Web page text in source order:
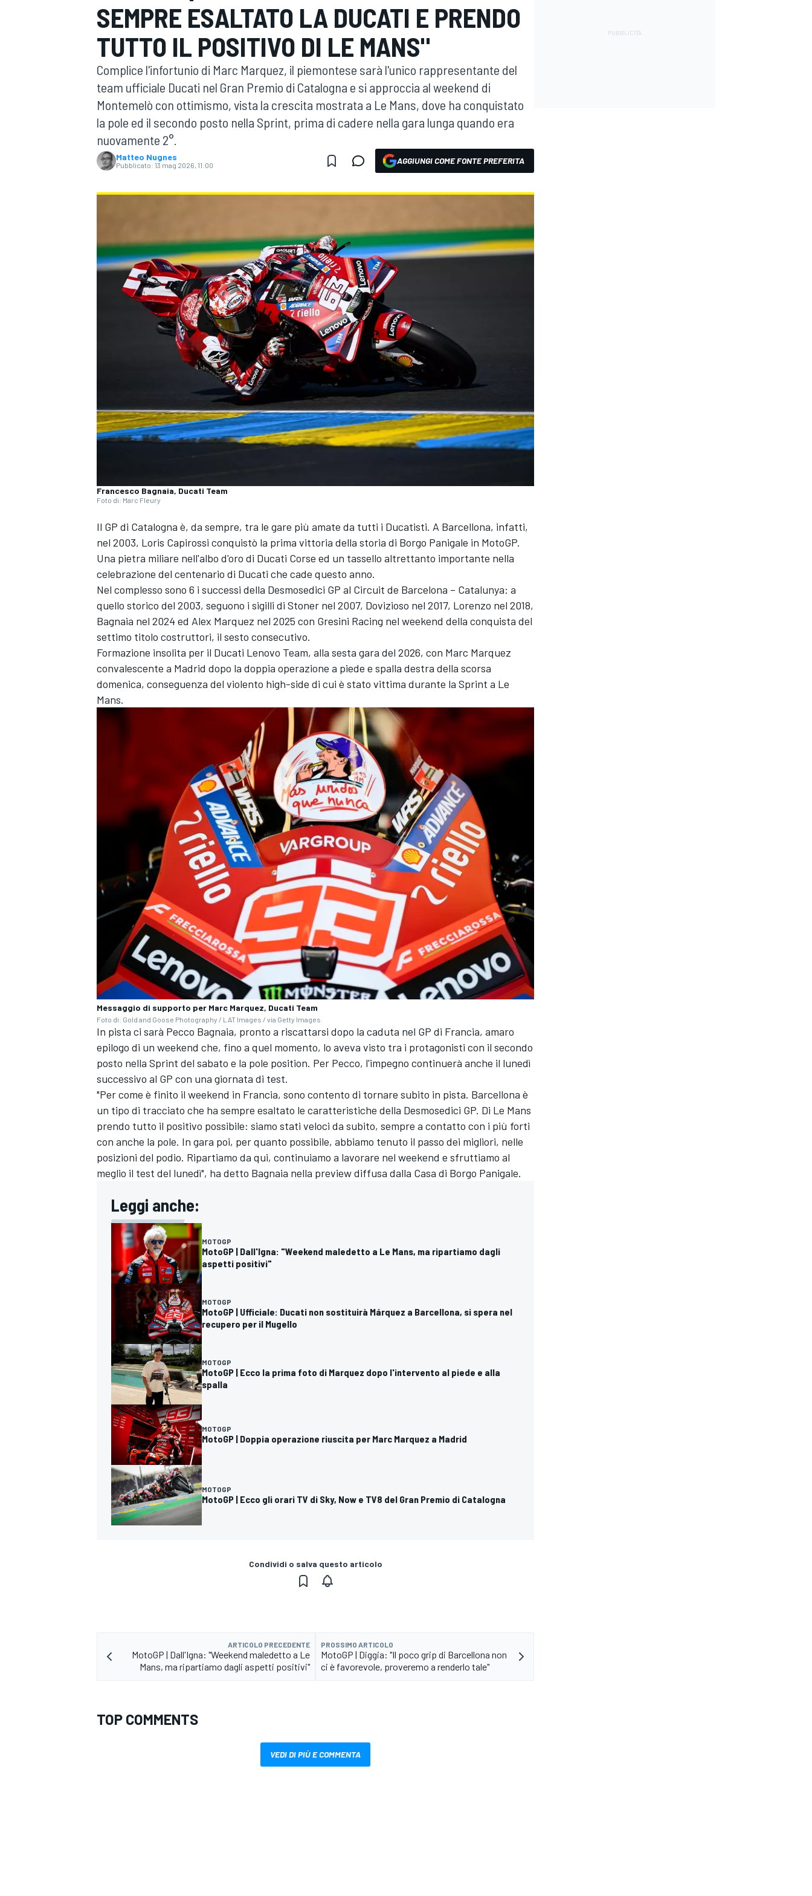
MOTOGP WEC
WRC
MONOPOSTO
ENDURANCE/GT
MONOMARCA
SEMPRE ESALTATO LA DUCATI E PRENDO
TUTTO IL POSITIVO DI LE MANS"
Complice l'infortunio di Marc Marquez, il piemontese sarà l'unico rappresentante del
team ufficiale Ducati nel Gran Premio di Catalogna e si approccia al weekend di
Montemelò con ottimismo, vista la crescita mostrata a Le Mans, dove ha conquistato
la pole ed il secondo posto nella Sprint, prima di cadere nella gara lunga quando era
nuovamente 2°.
Matteo Nugnes
Pubblicato: 13 mag 2026, 11:00 AGGIUNGI COME FONTE PREFERITA
Francesco Bagnaia, Ducati Team
Foto di: Marc Fleury
Il GP di Catalogna è, da sempre, tra le gare più amate da tutti i Ducatisti. A Barcellona, infatti,
nel 2003, Loris Capirossi conquistò la prima vittoria della storia di Borgo Panigale in MotoGP.
Una pietra miliare nell'albo d'oro di Ducati Corse ed un tassello altrettanto importante nella
celebrazione del centenario di Ducati che cade questo anno.
Nel complesso sono 6 i successi della Desmosedici GP al Circuit de Barcelona – Catalunya: a
quello storico del 2003, seguono i sigilli di Stoner nel 2007, Dovizioso nel 2017, Lorenzo nel 2018,
Bagnaia nel 2024 ed Alex Marquez nel 2025 con Gresini Racing nel weekend della conquista del
settimo titolo costruttori, il sesto consecutivo.
Formazione insolita per il Ducati Lenovo Team, alla sesta gara del 2026, con Marc Marquez
convalescente a Madrid dopo la doppia operazione a piede e spalla destra della scorsa
domenica, conseguenza del violento high-side di cui è stato vittima durante la Sprint a Le
Mans.
Messaggio di supporto per Marc Marquez, Ducati Team
Foto di: Gold and Goose Photography / LAT Images / via Getty Images
In pista ci sarà Pecco Bagnaia, pronto a riscattarsi dopo la caduta nel GP di Francia, amaro
epilogo di un weekend che, fino a quel momento, lo aveva visto tra i protagonisti con il secondo
posto nella Sprint del sabato e la pole position. Per Pecco, l'impegno continuerà anche il lunedì
successivo al GP con una giornata di test.
"Per come è finito il weekend in Francia, sono contento di tornare subito in pista. Barcellona è
un tipo di tracciato che ha sempre esaltato le caratteristiche della Desmosedici GP. Di Le Mans
prendo tutto il positivo possibile: siamo stati veloci da subito, sempre a contatto con i più forti
con anche la pole. In gara poi, per quanto possibile, abbiamo tenuto il passo dei migliori, nelle
posizioni del podio. Ripartiamo da qui, continuiamo a lavorare nel weekend e sfruttiamo al
meglio il test del lunedì", ha detto Bagnaia nella preview diffusa dalla Casa di Borgo Panigale.
Leggi anche:
MOTOGP
MotoGP | Dall'Igna: "Weekend maledetto a Le Mans, ma ripartiamo dagli
aspetti positivi"
MOTOGP
MotoGP | Ufficiale: Ducati non sostituirà Márquez a Barcellona, si spera nel
recupero per il Mugello
MOTOGP
MotoGP | Ecco la prima foto di Marquez dopo l'intervento al piede e alla
spalla
MOTOGP
MotoGP | Doppia operazione riuscita per Marc Marquez a Madrid
MOTOGP
MotoGP | Ecco gli orari TV di Sky, Now e TV8 del Gran Premio di Catalogna
Condividi o salva questo articolo
ARTICOLO PRECEDENTE
MotoGP | Dall'Igna: "Weekend maledetto a Le
Mans, ma ripartiamo dagli aspetti positivi"
PROSSIMO ARTICOLO
MotoGP | Diggia: "Il poco grip di Barcellona non
ci è favorevole, proveremo a renderlo tale"
TOP COMMENTS
VEDI DI PIÙ E COMMENTA